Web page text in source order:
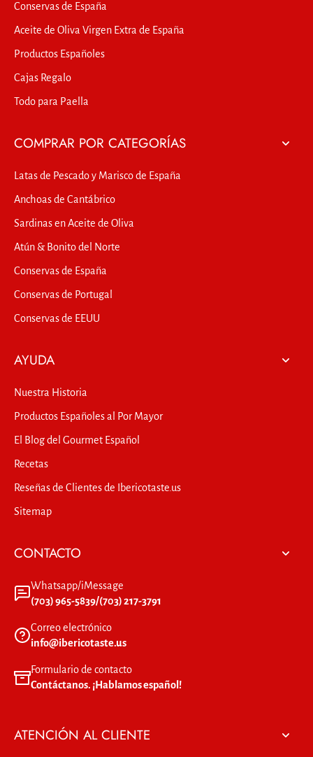
Conservas de España
Aceite de Oliva Virgen Extra de España
Productos Españoles
Cajas Regalo
Todo para Paella
COMPRAR POR CATEGORÍAS
Latas de Pescado y Marisco de España
Anchoas de Cantábrico
Sardinas en Aceite de Oliva
Atún & Bonito del Norte
Conservas de España
Conservas de Portugal
Conservas de EEUU
AYUDA
Nuestra Historia
Productos Españoles al Por Mayor
El Blog del Gourmet Español
Recetas
Reseñas de Clientes de Ibericotaste.us
Sitemap
CONTACTO
Whatsapp/iMessage
(703) 965-5839/(703) 217-3791
Correo electrónico
info@ibericotaste.us
Formulario de contacto
Contáctanos. ¡Hablamos español!
ATENCIÓN AL CLIENTE